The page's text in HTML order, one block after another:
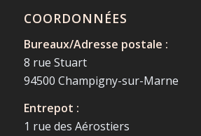
COORDONNÉES
Bureaux/Adresse postale :
8 rue Stuart
94500 Champigny-sur-Marne
Entrepot :
1 rue des Aérostiers